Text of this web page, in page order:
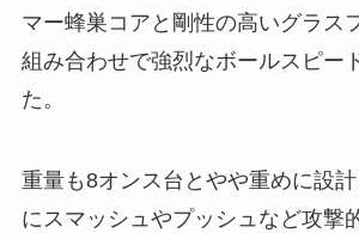
マー蜂巣コアと剛性の高いグラス
組み合わせで強烈なボールスピー
た。
重量も8オンス台とやや重めに設
にスマッシュやプッシュなど攻撃